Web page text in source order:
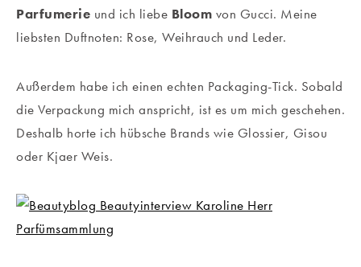
Parfumerie und ich liebe Bloom von Gucci. Meine
liebsten Duftnoten: Rose, Weihrauch und Leder.
Außerdem habe ich einen echten Packaging-Tick. Sobald
die Verpackung mich anspricht, ist es um mich geschehen.
Deshalb horte ich hübsche Brands wie Glossier, Gisou
oder Kjaer Weis.